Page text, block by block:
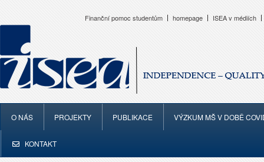
Finanční pomoc studentům homepage ISEA v médiích
O NÁS PROJEKTY PUBLIKACE VÝZKUM MŠ V DOBĚ
KONTAKT